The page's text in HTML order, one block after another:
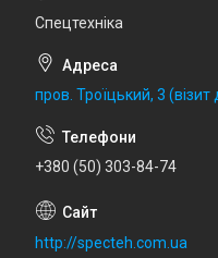
Спецтехніка
пров. Троїцький, 3
+380 (50) 303-84-74
http://specteh.com.ua